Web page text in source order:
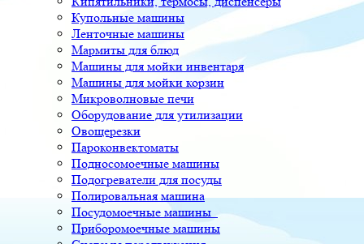
Купольные машины
Ленточные машины
Мармиты для блюд
Машины для мойки инвентаря
Машины для мойки корзин
Микроволновые печи
Оборудование для утилизации
Овощерезки
Пароконвектоматы
Подносомоечные машины
Подогреватели для посуды
Полировальная машина
Посудомоечные машины
Приборомоечные машины